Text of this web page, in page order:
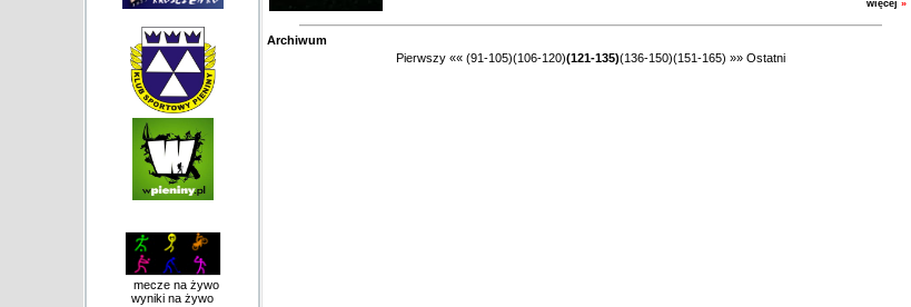
mecze na żywo
wyniki na żywo
więcej »
Archiwum
Pierwszy «« (91-105)(106-120)(121-135)(136-150)(151-165) »» Ostatni